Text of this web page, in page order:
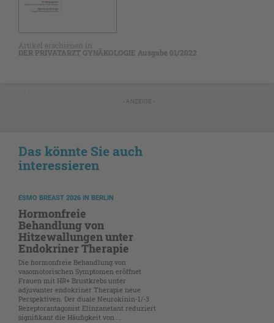
Artikel erschienen in
DER PRIVATARZT GYNÄKOLOGIE Ausgabe 01/2022
- ANZEIGE -
Das könnte Sie auch
interessieren
ESMO BREAST 2026 IN BERLIN
Hormonfreie
Behandlung von
Hitzewallungen unter
Endokriner Therapie
Die hormonfreie Behandlung von
vasomotorischen Symptomen eröffnet
Frauen mit HR+ Brustkrebs unter
adjuvanter endokriner Therapie neue
Perspektiven. Der duale Neurokinin-1/-3
Rezeptorantagonist Elinzanetant reduziert
signifikant die Häufigkeit von ...